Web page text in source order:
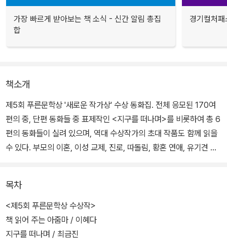
가장 빠르게 받아보는 책 소식 - 신간 알림 총집
합
경기컬처
책소개
제5회 푸른문학상 '새로운 작가상' 수상 동화집. 전체 응모된 170여
편의 중, 단편 동화들 중 표제작인 <지구를 떠나며>를 비롯하여 총 6
편의 동화들이 실려 있으며, 역대 수상작가의 초대 작품도 함께 읽을
수 있다. 부모의 이혼, 이성 교제, 진로, 따돌림, 황혼 연애, 유기견 등
어른들이 정해 놓은 규칙을 그대로 따르느라 입은 단추 구멍처럼 작
아지고 눈만 커진 이상한 세계의 아이들이 등장하는 이야기 속의 이
야기부터, 할머니의 때늦은 연애를 도우며 자기 자리를 찾아가는 아
이의 이야기, 조선 후기 천재 화가 김홍도의 그림에 얽힌 부자간의 예
목차
<제5회 푸른문학상 수상작>
책 읽어 주는 아줌마 / 이혜다
지구를 떠나며 / 최금진